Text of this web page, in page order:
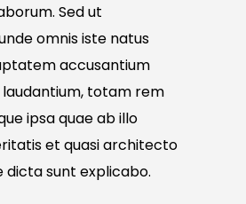
Sed ut
omnis iste natus
accusantium
totam rem
ipsa quae ab illo
et quasi architecto
dicta sunt explicabo.